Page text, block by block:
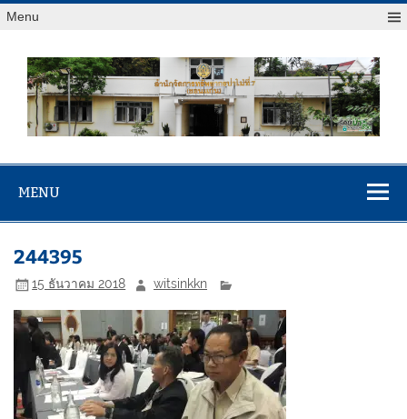
Menu
สจป.ที่ 7
(ขอนแก่น)
MENU
244395
15 ธันวาคม 2018 witsinkkn